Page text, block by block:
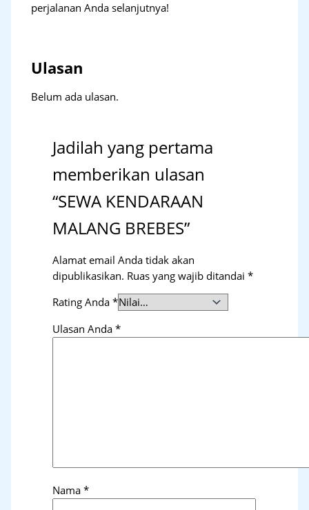
perjalanan Anda selanjutnya!
Ulasan
Belum ada ulasan.
Jadilah yang pertama
memberikan ulasan
“SEWA KENDARAAN
MALANG BREBES”
Alamat email Anda tidak akan
dipublikasikan. Ruas yang wajib ditandai*
Rating Anda*
Ulasan Anda*
Nama*